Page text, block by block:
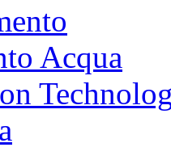
Acqua